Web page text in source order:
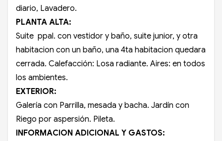
diario, Lavadero.
PLANTA ALTA:
Suite ppal. con vestidor y baño, suite junior, y otra
habitacion con un baño, una 4ta habitacion quedara
cerrada. Calefacción: Losa radiante. Aires: en todos
los ambientes.
EXTERIOR:
Galería con Parrilla, mesada y bacha. Jardín con
Riego por aspersión. Pileta.
INFORMACION ADICIONAL Y GASTOS: